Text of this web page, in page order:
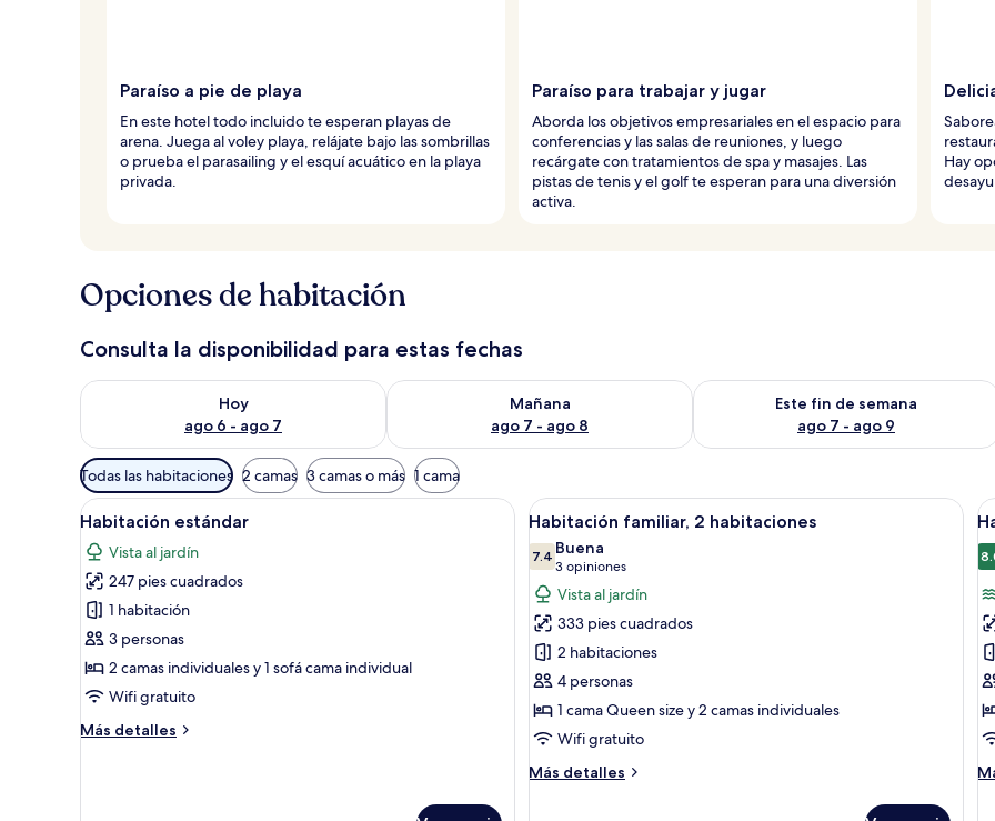
Paraíso a pie de playa
En este hotel todo incluido te esperan playas de
arena. Juega al voley playa, relájate bajo las sombrillas
o prueba el parasailing y el esquí acuático en la playa
privada.
Paraíso para trabajar y jugar
Aborda los objetivos empresariales en el espacio para
conferencias y las salas de reuniones, y luego
recárgate con tratamientos de spa y masajes. Las
pistas de tenis y el golf te esperan para una diversión
activa.
Hay
Opciones de habitación
Consulta la disponibilidad para estas fechas
Hoy
ago 6 - ago 7
Consulta la disponibilidad para hoy ago 6 - ago 7
Mañana
ago 7 - ago 8
Consulta la disponibilidad para mañana ago 7 - ago 8
Este fin de semana
ago 7 - ago 9
Consulta la disponibilidad para este
Filtros
disponibles
para
las
habitaciones
Todas las habitaciones 2 camas 3 camas o más 1 cama
Abrir
todas
las
fotos
de
Habitación
estándar
Habitación de hotel con cama, televisión, escritorio y computadora, y vista al exterior.
3
Habitación estándar
Vista al jardín
247 pies cuadrados
1 habitación
3 personas
2 camas individuales y 1 sofá cama individual
Wifi gratuito
Más detalles
Más
Abrir
todas
las
fotos
de
Habitación
familiar,
2
habitaciones
Habitación de hotel con cama,
4
Habitación familiar, 2 habitaciones
7.47.4 de 10
Buena
3 opiniones
(3
opiniones)
Vista al jardín
333 pies cuadrados
2 habitaciones
4 personas
1 cama Queen size y 2 camas individuales
Wifi gratuito
Más detalles
Más
al